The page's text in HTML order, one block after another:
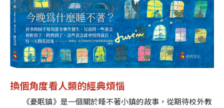
換個角度看人類的經典煩惱
《憂眠鎮》 是一個關於睡不著小鎮的故事，從期待校外教